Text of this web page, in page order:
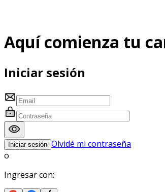
Aquí comienza tu
Iniciar sesión
Iniciar sesión Olvidé mi contraseña
o
Ingresar con: